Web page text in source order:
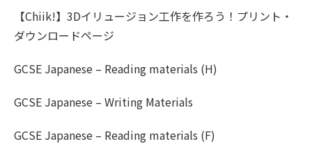
【Chiik!】3Dイリュージョン工作を作ろう！プリント・
ダウンロードページ
GCSE Japanese – Reading materials (H)
GCSE Japanese – Writing Materials
GCSE Japanese – Reading materials (F)